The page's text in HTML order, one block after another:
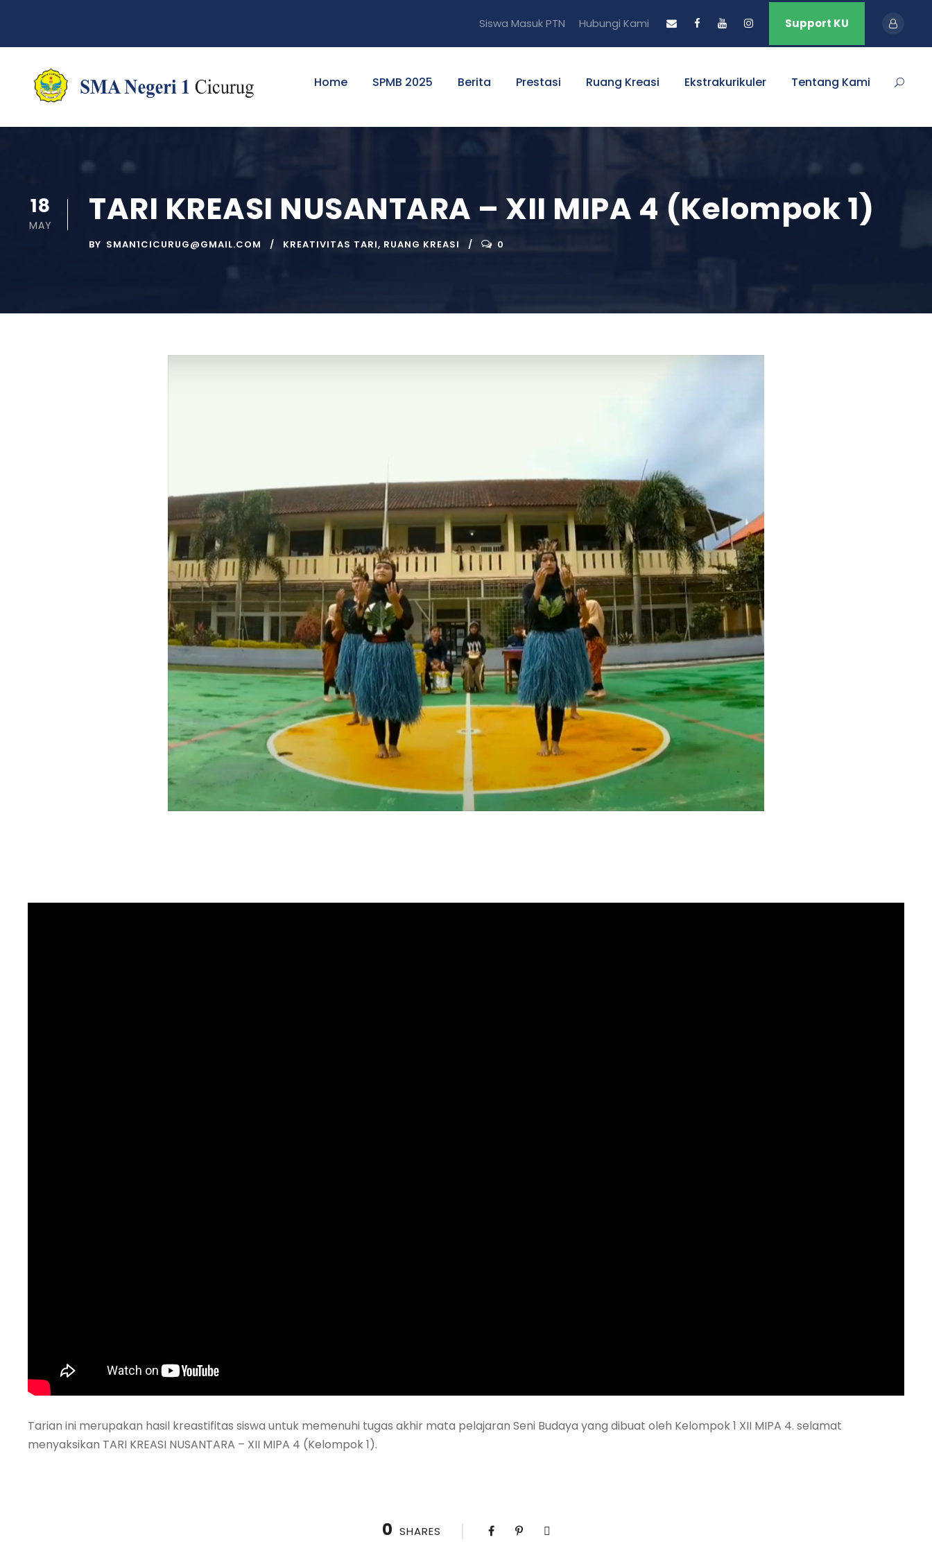
Siswa Masuk PTN Hubungi Kami Support KU
Home SPMB 2025 Berita Prestasi Ruang Kreasi Ekstrakurikuler Tentang Kami
18
MAY TARI KREASI NUSANTARA – XII MIPA 4 (Kelompok 1)
BY SMAN1CICURUG@GMAIL.COM KREATIVITAS TARI, RUANG KREASI 0
Tarian ini merupakan hasil kreastifitas siswa untuk memenuhi tugas akhir mata pelajaran Seni Budaya yang dibuat oleh Kelompok 1 XII MIPA 4. selamat
menyaksikan TARI KREASI NUSANTARA – XII MIPA 4 (Kelompok 1).
0 SHARES